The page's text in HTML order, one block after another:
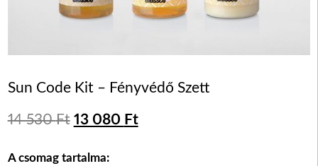
Sun Code Kit – Fényvédő Szett
14 530Ft 13 080 Ft
A csomag tartalma: